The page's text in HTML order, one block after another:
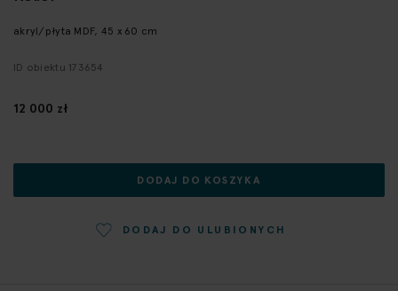
galerii
akryl/płyta MDF, 45 x 60 cm
ID obiektu 173654
12 000 zł
DODAJ DO KOSZYKA
DODAJ DO ULUBIONYCH